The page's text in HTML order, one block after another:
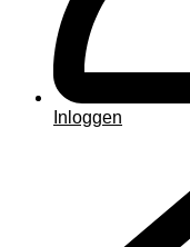
Inloggen